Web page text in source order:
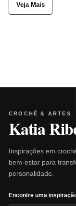
Veja Mais
CROCHÊ & ARTES
Katia
Inspirações em
bem-estar para
personalidade.
Encontre uma